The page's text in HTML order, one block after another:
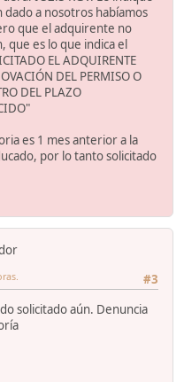
dado a nosotros habíamos
que el adquirente no
que es lo que indica el
EL ADQUIRENTE
DEL PERMISO O
DEL PLAZO
es 1 mes anterior a la
por lo tanto solicitado
#3
solicitado aún. Denuncia